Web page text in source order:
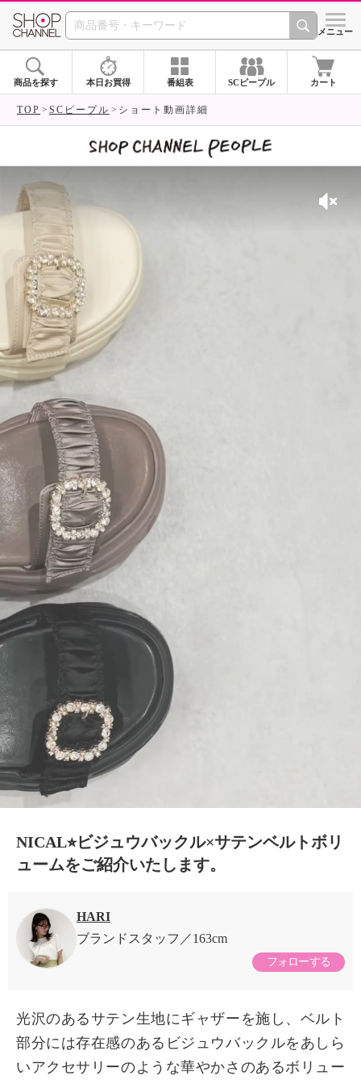
SHOP CHANNEL シメニュー
商品を探す 本日お買得 番組表 SCピープル カート
TOP SCピープル ショート動画詳細
NICAL⭐︎ビジュウバックル×サテンベルトボリ
ュームをご紹介いたします。
HARI
ブランドスタッフ
163cm
フォローする
光沢のあるサテン生地にギャザーを施し、ベルト
部分には存在感のあるビジュウバックルをあしら
いアクセサリーのような華やかさのあるボリュー